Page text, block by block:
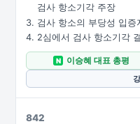
검사 항소기각 주장
검사 항소의 부당성 입
2심에서 검사 항소기각
N 이승혜 대표 총평
842